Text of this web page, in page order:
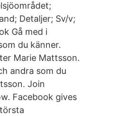
Detaljer; Sv/v;
Gå med i
du känner.
Marie Mattsson.
andra som du
Join
Facebook gives